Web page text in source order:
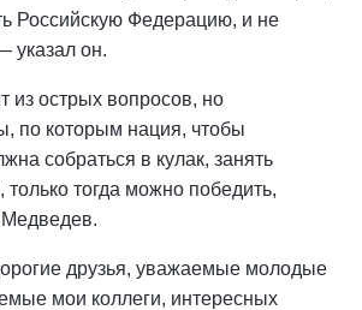
Российскую Федерацию, и не
указал он.
из острых вопросов, но
по которым нация, чтобы
собраться в кулак, занять
тогда можно победить,
друзья, уважаемые молодые
мои коллеги, интересных